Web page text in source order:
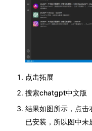
点击拓展
搜索chatgpt中文版
结果如图所示，点击
已安装，所以图中未